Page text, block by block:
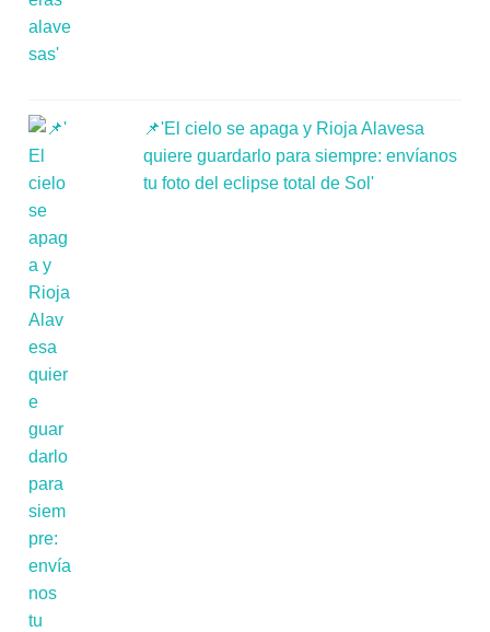
📌'El cielo se apaga y Rioja Alavesa
quiere guardarlo para siempre: envíanos
tu foto del eclipse total de Sol'